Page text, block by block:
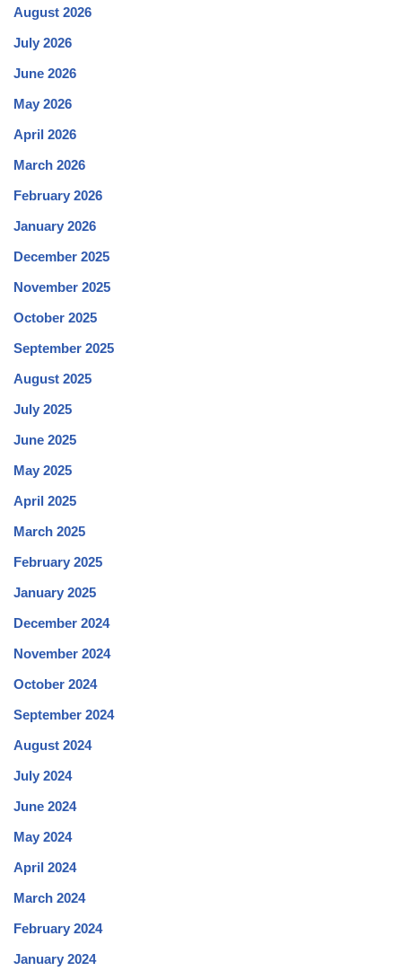
August 2026
July 2026
June 2026
May 2026
April 2026
March 2026
February 2026
January 2026
December 2025
November 2025
October 2025
September 2025
August 2025
July 2025
June 2025
May 2025
April 2025
March 2025
February 2025
January 2025
December 2024
November 2024
October 2024
September 2024
August 2024
July 2024
June 2024
May 2024
April 2024
March 2024
February 2024
January 2024